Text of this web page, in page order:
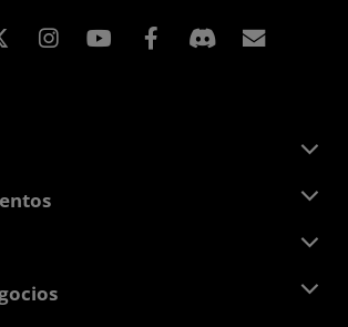
Instagram Facebook
corporativa